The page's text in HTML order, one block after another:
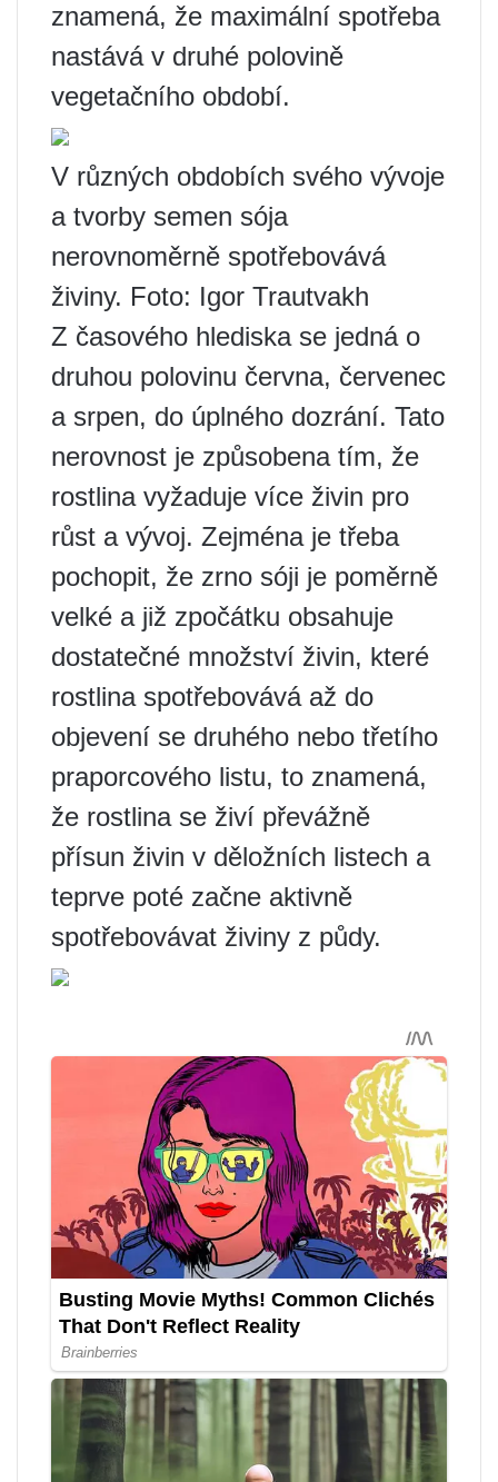
znamená, že maximální spotřeba
nastává v druhé polovině
vegetačního období.
V různých obdobích svého vývoje
a tvorby semen sója
nerovnoměrně spotřebovává
živiny. Foto: Igor Trautvakh
Z časového hlediska se jedná o
druhou polovinu června, červenec
a srpen, do úplného dozrání. Tato
nerovnost je způsobena tím, že
rostlina vyžaduje více živin pro
růst a vývoj. Zejména je třeba
pochopit, že zrno sóji je poměrně
velké a již zpočátku obsahuje
dostatečné množství živin, které
rostlina spotřebovává až do
objevení se druhého nebo třetího
praporcového listu, to znamená,
že rostlina se živí převážně
přísun živin v děložních listech a
teprve poté začne aktivně
spotřebovávat živiny z půdy.